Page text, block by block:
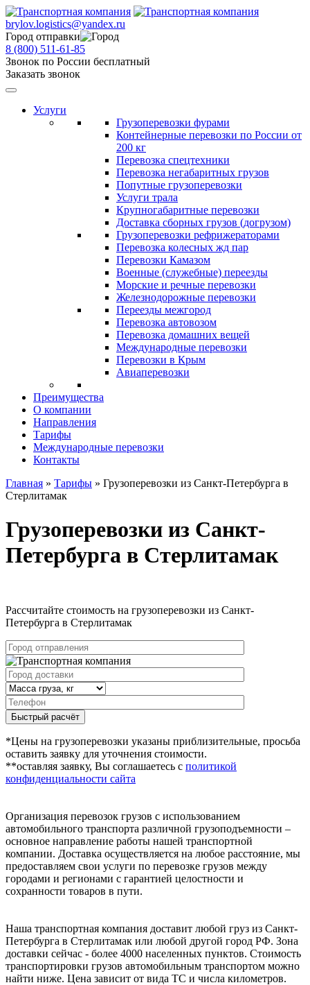
brylov.logistics@yandex.ru
Город отправки
8 (800) 511-61-85
Звонок по России бесплатный
Заказать звонок
Услуги
Грузоперевозки фурами
Контейнерные перевозки по России от
200 кг
Перевозка спецтехники
Перевозка негабаритных грузов
Попутные грузоперевозки
Услуги трала
Крупногабаритные перевозки
Доставка сборных грузов (догрузом)
Грузоперевозки рефрижераторами
Перевозка колесных жд пар
Перевозки Камазом
Военные (служебные) переезды
Морские и речные перевозки
Железнодорожные перевозки
Переезды межгород
Перевозка автовозом
Перевозка домашних вещей
Международные перевозки
Перевозки в Крым
Авиаперевозки
Преимущества
О компании
Направления
Тарифы
Международные перевозки
Контакты
Главная » Тарифы » Грузоперевозки из Санкт-Петербурга в
Стерлитамак
Грузоперевозки из Санкт-
Петербурга в Стерлитамак
Рассчитайте стоимость на грузоперевозки из Санкт-
Петербурга в Стерлитамак
Быстрый расчёт
*Цены на грузоперевозки указаны приблизительные, просьба
оставить заявку для уточнения стоимости.
**оставляя заявку, Вы соглашаетесь с политикой
конфиденциальности сайта
Организация перевозок грузов с использованием
автомобильного транспорта различной грузоподъемности –
основное направление работы нашей транспортной
компании. Доставка осуществляется на любое расстояние, мы
предоставляем свои услуги по перевозке грузов между
городами и регионами с гарантией целостности и
сохранности товаров в пути.
Наша транспортная компания доставит любой груз из Санкт-
Петербурга в Стерлитамак или любой другой город РФ. Зона
доставки сейчас - более 4000 населенных пунктов. Стоимость
транспортировки грузов автомобильным транспортом можно
найти ниже. Цена зависит от вида ТС и числа километров.